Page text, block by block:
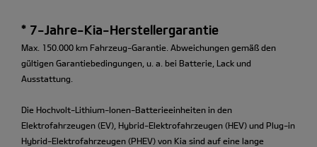
* 7-Jahre-Kia-Herstellergarantie
Max. 150.000 km Fahrzeug-Garantie. Abweichungen gemäß den
gültigen Garantiebedingungen, u. a. bei Batterie, Lack und
Ausstattung.
Die Hochvolt-Lithium-Ionen-Batterieeinheiten in den
Elektrofahrzeugen (EV), Hybrid-Elektrofahrzeugen (HEV) und Plug-in
Hybrid-Elektrofahrzeugen (PHEV) von Kia sind auf eine lange